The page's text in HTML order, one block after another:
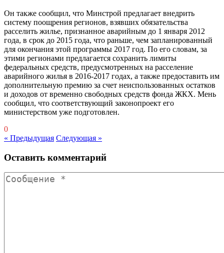
Он также сообщил, что Минстрой предлагает внедрить
систему поощрения регионов, взявших обязательства
расселить жилье, признанное аварийным до 1 января 2012
года, в срок до 2015 года, что раньше, чем запланированный
для окончания этой программы 2017 год. По его словам, за
этими регионами предлагается сохранить лимиты
федеральных средств, предусмотренных на расселение
аварийного жилья в 2016-2017 годах, а также предоставить им
дополнительную премию за счет неиспользованных остатков
и доходов от временно свободных средств фонда ЖКХ. Мень
сообщил, что соответствующий законопроект его
министерством уже подготовлен.
0
« Предыдущая Следующая »
Оставить комментарий